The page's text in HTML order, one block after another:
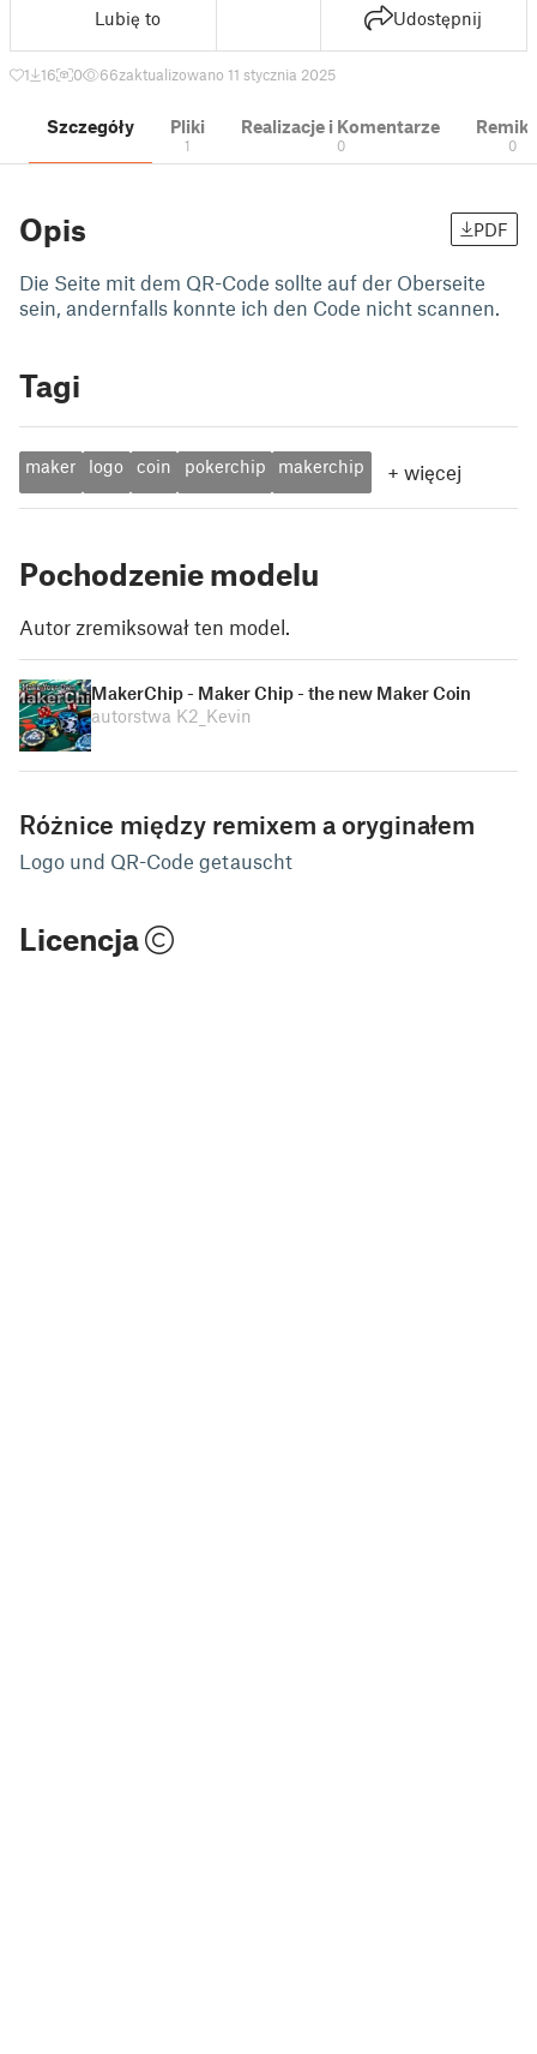
Lubię to Udostępnij
1 16 0 66zaktualizowano 11 stycznia 2025
Szczegóły Pliki
1
Realizacje i Komentarze
0 0
Opis PDF
Die Seite mit dem QR-Code sollte auf der Oberseite
sein, andernfalls konnte ich den Code nicht scannen.
Tagi
maker logo coin pokerchip makerchip + więcej
Pochodzenie modelu
Autor zremiksował ten model.
MakerChip - Maker Chip - the new Maker Coin
autorstwa K2_Kevin
Różnice między remixem a oryginałem
Logo und QR-Code getauscht
Licencja